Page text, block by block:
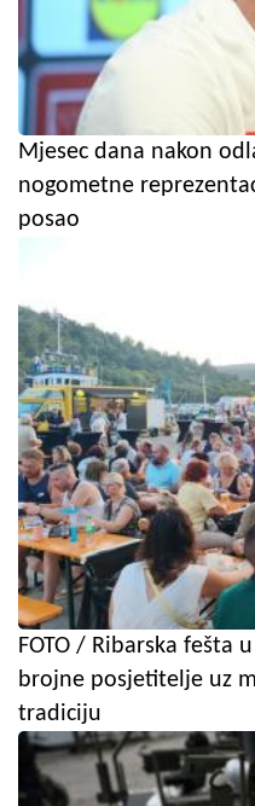
Mjesec dana nakon
nogometne
posao
FOTO / Ribarska fešta
brojne posjetitelje uz
tradiciju